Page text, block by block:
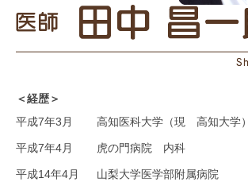
＜経歴＞
平成7年3月
高知医科大学（現 高知大学
平成7年4月 虎の門病院 内科
平成14年4月
山梨大学医学部附属病院